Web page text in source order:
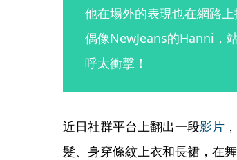
他在場外的表現也在網路
偶像NewJeans的Hanni，
呼太衝擊！
近日社群平台上翻出一段影片
髮、身穿條紋上衣和長裙，在